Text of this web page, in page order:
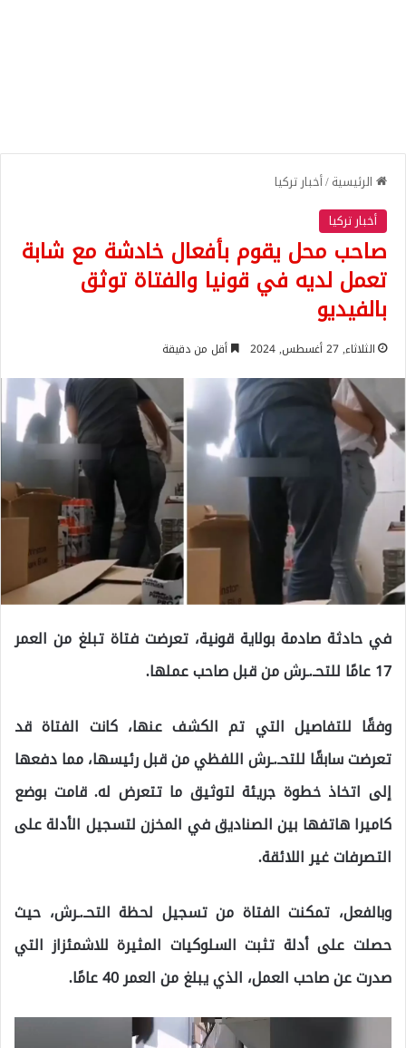
الرئيسية/أخبار تركيا
أخبار تركيا
صاحب محل يقوم بأفعال خادشة مع شابة
تعمل لديه في قونيا والفتاة توثق
بالفيديو
الثلاثاء, 27 أغسطس, 2024 أقل من دقيقة
في حادثة صادمة بولاية قونية، تعرضت فتاة تبلغ من العمر
17 عامًا للتحـ.ـرش من قبل صاحب عملها.
وفقًا للتفاصيل التي تم الكشف عنها، كانت الفتاة قد
تعرضت سابقًا للتحـ.ـرش اللفظي من قبل رئيسها، مما دفعها
إلى اتخاذ خطوة جريئة لتوثيق ما تتعرض له. قامت بوضع
كاميرا هاتفها بين الصناديق في المخزن لتسجيل الأدلة على
التصرفات غير اللائقة.
وبالفعل، تمكنت الفتاة من تسجيل لحظة التحـ.ـرش، حيث
حصلت على أدلة تثبت السلوكيات المثيرة للاشمئزاز التي
صدرت عن صاحب العمل، الذي يبلغ من العمر 40 عامًا.